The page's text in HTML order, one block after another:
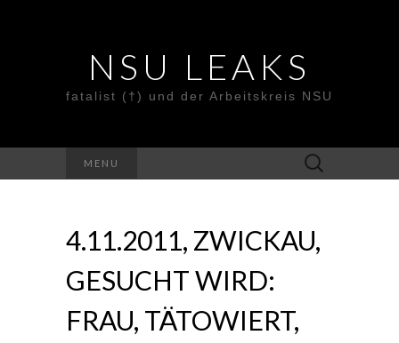
NSU LEAKS
fatalist (†) und der Arbeitskreis NSU
MENU
Suche
nach:
4.11.2011, ZWICKAU,
GESUCHT WIRD:
FRAU, TÄTOWIERT,